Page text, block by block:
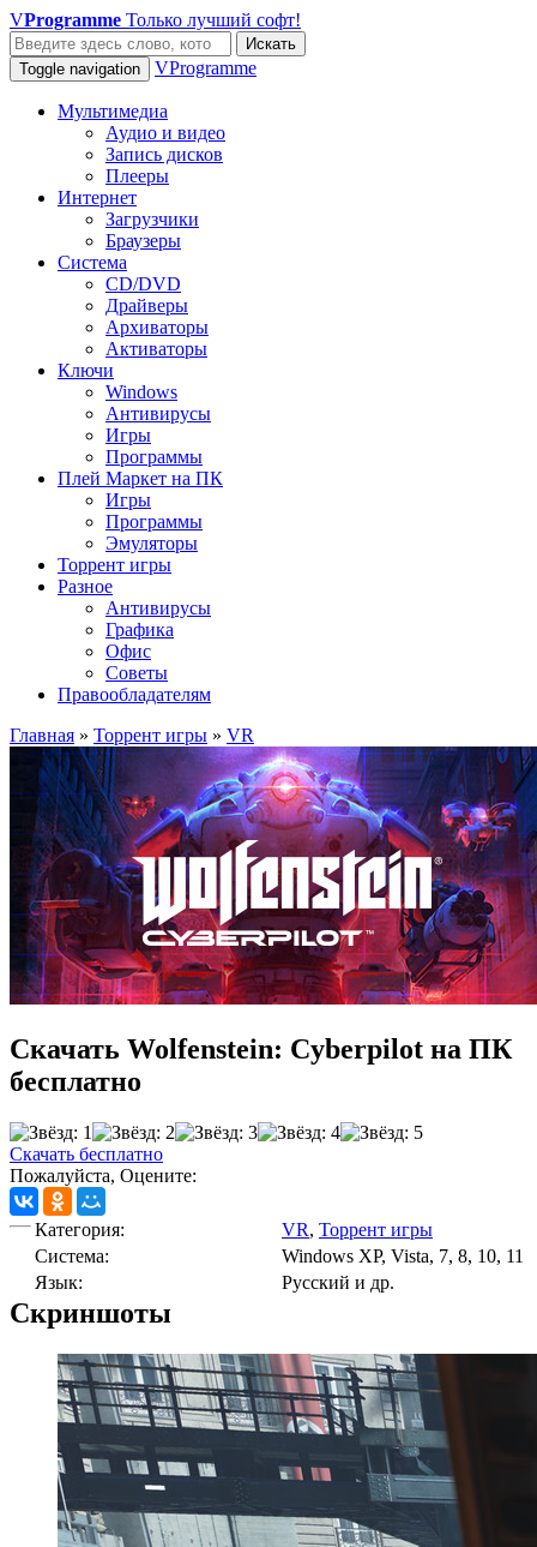
VProgramme Только лучший софт!
Искать
Toggle navigation
VProgramme
Мультимедиа
Аудио и видео
Запись дисков
Плееры
Интернет
Загрузчики
Браузеры
Система
CD/DVD
Драйверы
Архиваторы
Активаторы
Ключи
Windows
Антивирусы
Игры
Программы
Плей Маркет на ПК
Игры
Программы
Эмуляторы
Торрент игры
Разное
Антивирусы
Графика
Офис
Советы
Правообладателям
Главная » Торрент игры » VR
Скачать Wolfenstein: Cyberpilot на ПК
бесплатно
Скачать бесплатно
Пожалуйста, Оцените:
Категория: VR, Торрент игры
Cистема:
Windows XP, Vista, 7, 8, 10, 11
Язык:
Русский и др.
Скриншоты